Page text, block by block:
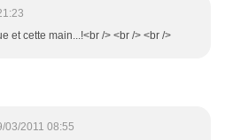
et cette main...!<br /> <br /> <br />
03/2011 08:55